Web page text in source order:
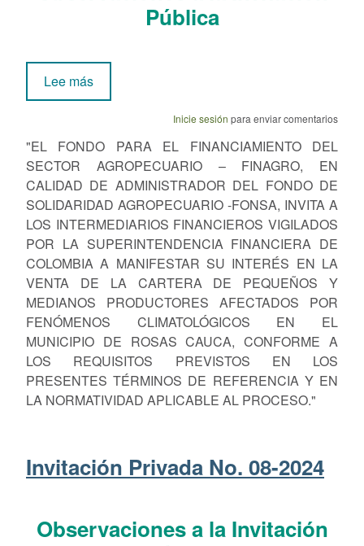
Pública
Lee mássobre Invitación Pública No. 10-2024
Inicie sesión para enviar comentarios
"EL FONDO PARA EL FINANCIAMIENTO DEL
SECTOR AGROPECUARIO – FINAGRO, EN
CALIDAD DE ADMINISTRADOR DEL FONDO DE
SOLIDARIDAD AGROPECUARIO -FONSA, INVITA A
LOS INTERMEDIARIOS FINANCIEROS VIGILADOS
POR LA SUPERINTENDENCIA FINANCIERA DE
COLOMBIA A MANIFESTAR SU INTERÉS EN LA
VENTA DE LA CARTERA DE PEQUEÑOS Y
MEDIANOS PRODUCTORES AFECTADOS POR
FENÓMENOS CLIMATOLÓGICOS EN EL
MUNICIPIO DE ROSAS CAUCA, CONFORME A
LOS REQUISITOS PREVISTOS EN LOS
PRESENTES TÉRMINOS DE REFERENCIA Y EN
LA NORMATIVIDAD APLICABLE AL PROCESO."
Invitación Privada No. 08-2024
Observaciones a la Invitación